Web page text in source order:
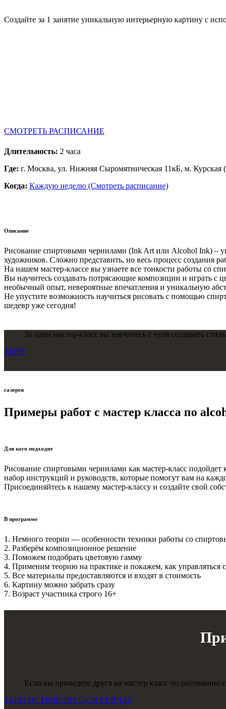
Создайте за 1 занятие уникальную интерьерную картину с
СМОТРЕТЬ РАСПИСАНИЕ
Длительность: 2 часа
Где: г. Москва, ул. Нижняя Сыромятническая 11кБ, м. Курская
Когда: Каждую неделю (Смотреть расписание)
Описание
Рисование спиртовыми чернилами (Ink Art или Alcohol Ink) –
художников. Сложно представить, но весь процесс создания
На нашем мастер-классе вы узнаете все тонкости работы со
Вы научитесь создавать потрясающие композиции и играть с
необычный опыт, невероятные впечатления и уникальную
Не упустите возможность научиться рисовать с помощью
шедевр уже сегодня!
За один мастер-класс вы научитесь с нуля создавать
ХОЧУ
галерея
Примеры работ с мастер класса по
Для кого подходит
Рисование спиртовыми чернилами как мастер-класс
набор инструкций и руководств, которые помогут вам на
Присоединяйтесь к нашему мастер-классу и создайте свой
В программе
1. Немного теории — особенности техники работы со
2. Разберём композиционное решение
3. Поможем подобрать цветовую гамму
4. Применим теорию на практике и покажем, как управляться
5. Все материалы предоставляются и входят в стоимость
6. Картину можно забрать сразу
7. Возраст участника строго 16+
Если вы приведете друга на мастер класс по
ЗАРЕГИСТРИРОВАТЬСЯ СЕЙЧАС